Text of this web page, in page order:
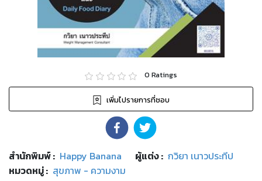
0 Ratings
เพิ่มไปรายการที่ชอบ
สำนักพิมพ์: Happy Banana ผู้แต่ง : กวิยา เนาวประทีป
หมวดหมู่: สุขภาพ - ความงาม